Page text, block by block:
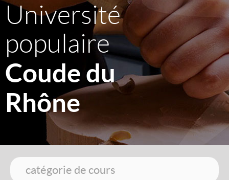
Université
populaire
Coude du
Rhône